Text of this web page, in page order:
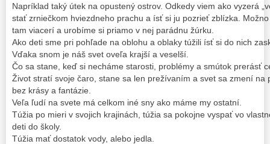
Napríklad taký útek na opustený ostrov. Odkedy viem ako vyzerá
stať zrniečkom hviezdneho prachu a ísť si ju pozrieť zblízka.
tam viacerí a urobíme si priamo v nej parádnu žúrku.
Ako deti sme pri pohľade na oblohu a oblaky túžili ísť si do nich
Vďaka snom je náš svet oveľa krajší a veselší.
Čo sa stane, keď si necháme starosti, problémy a smútok prerásť
Život stratí svoje čaro, stane sa len prežívaním a svet sa zmení na
bez krásy a fantázie.
Veľa ľudí na svete má celkom iné sny ako máme my ostatní.
Túžia po mieri v svojich krajinách, túžia sa pokojne vyspať vo
deti do školy.
Túžia mať dostatok vody, alebo jedla.